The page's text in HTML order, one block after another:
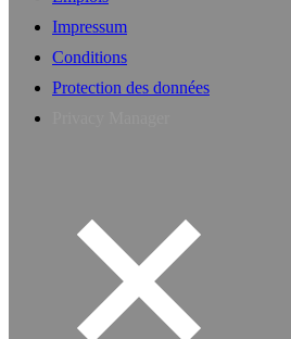
Impressum
Conditions
Protection des données